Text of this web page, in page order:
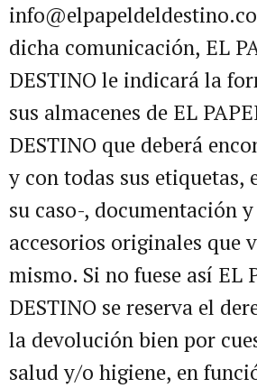
dicha comunicación, EL
DESTINO le indicará la
sus almacenes de EL
DESTINO que deberá
y con todas sus etiquetas,
su caso-, documentación
accesorios originales que
mismo. Si no fuese así EL
DESTINO se reserva el
la devolución bien por
salud y/o higiene, en